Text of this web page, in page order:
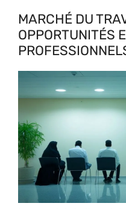
MARCHÉ DU
OPPORTUNITÉS